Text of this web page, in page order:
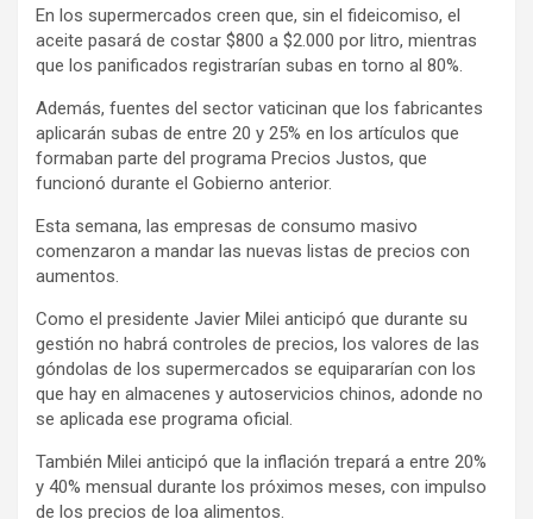
En los supermercados creen que, sin el fideicomiso, el
aceite pasará de costar $800 a $2.000 por litro, mientras
que los panificados registrarían subas en torno al 80%.
Además, fuentes del sector vaticinan que los fabricantes
aplicarán subas de entre 20 y 25% en los artículos que
formaban parte del programa Precios Justos, que
funcionó durante el Gobierno anterior.
Esta semana, las empresas de consumo masivo
comenzaron a mandar las nuevas listas de precios con
aumentos.
Como el presidente Javier Milei anticipó que durante su
gestión no habrá controles de precios, los valores de las
góndolas de los supermercados se equipararían con los
que hay en almacenes y autoservicios chinos, adonde no
se aplicada ese programa oficial.
También Milei anticipó que la inflación trepará a entre 20%
y 40% mensual durante los próximos meses, con impulso
de los precios de loa alimentos.